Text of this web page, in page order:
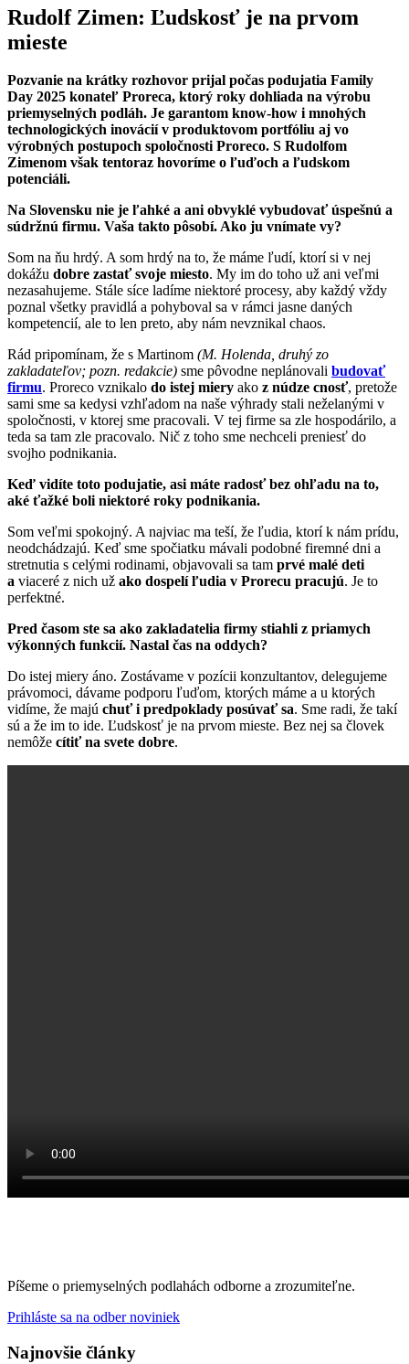
Rudolf Zimen: Ľudskosť je na prvom
mieste
Pozvanie na krátky rozhovor prijal počas podujatia Family
Day 2025 konateľ Proreca, ktorý roky dohliada na výrobu
priemyselných podláh. Je garantom know-how i mnohých
technologických inovácií v produktovom portfóliu aj vo
výrobných postupoch spoločnosti Proreco. S Rudolfom
Zimenom však tentoraz hovoríme o ľuďoch a ľudskom
potenciáli.
Na Slovensku nie je ľahké a ani obvyklé vybudovať úspešnú a
súdržnú firmu. Vaša takto pôsobí. Ako ju vnímate vy?
Som na ňu hrdý. A som hrdý na to, že máme ľudí, ktorí si v nej
dokážu dobre zastať svoje miesto. My im do toho už ani veľmi
nezasahujeme. Stále síce ladíme niektoré procesy, aby každý vždy
poznal všetky pravidlá a pohyboval sa v rámci jasne daných
kompetencií, ale to len preto, aby nám nevznikal chaos.
Rád pripomínam, že s Martinom (M. Holenda, druhý zo
zakladateľov; pozn. redakcie) sme pôvodne neplánovali budovať
firmu. Proreco vznikalo do istej miery ako z núdze cnosť, pretože
sami sme sa kedysi vzhľadom na naše výhrady stali neželanými v
spoločnosti, v ktorej sme pracovali. V tej firme sa zle hospodárilo, a
teda sa tam zle pracovalo. Nič z toho sme nechceli preniesť do
svojho podnikania.
Keď vidíte toto podujatie, asi máte radosť bez ohľadu na to,
aké ťažké boli niektoré roky podnikania.
Som veľmi spokojný. A najviac ma teší, že ľudia, ktorí k nám prídu,
neodchádzajú. Keď sme spočiatku mávali podobné firemné dni a
stretnutia s celými rodinami, objavovali sa tam prvé malé deti
a viaceré z nich už ako dospelí ľudia v Prorecu pracujú. Je to
perfektné.
Pred časom ste sa ako zakladatelia firmy stiahli z priamych
výkonných funkcií. Nastal čas na oddych?
Do istej miery áno. Zostávame v pozícii konzultantov, delegujeme
právomoci, dávame podporu ľuďom, ktorých máme a u ktorých
vidíme, že majú chuť i predpoklady posúvať sa. Sme radi, že takí
sú a že im to ide. Ľudskosť je na prvom mieste. Bez nej sa človek
nemôže cítiť na svete dobre.
Píšeme o priemyselných podlahách odborne a zrozumiteľne.
Prihláste sa na odber noviniek
Najnovšie články